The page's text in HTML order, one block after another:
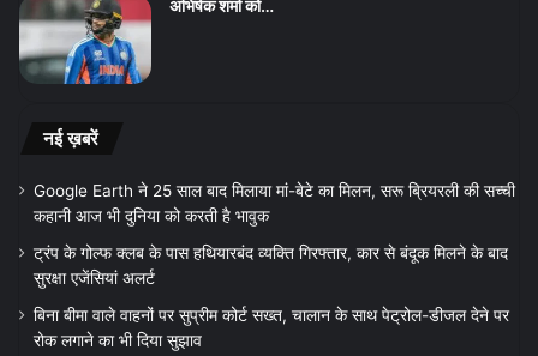
अभिषेक शर्मा को…
नई ख़बरें
Google Earth ने 25 साल बाद मिलाया मां-बेटे का मिलन, सरू ब्रियरली की सच्ची
कहानी आज भी दुनिया को करती है भावुक
ट्रंप के गोल्फ क्लब के पास हथियारबंद व्यक्ति गिरफ्तार, कार से बंदूक मिलने के बाद
सुरक्षा एजेंसियां अलर्ट
बिना बीमा वाले वाहनों पर सुप्रीम कोर्ट सख्त, चालान के साथ पेट्रोल-डीजल देने पर
रोक लगाने का भी दिया सुझाव